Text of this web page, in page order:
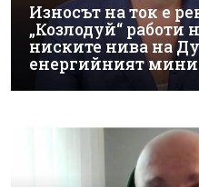
Износът на ток е
„Козлодуй“
ниските нива на
енергийният